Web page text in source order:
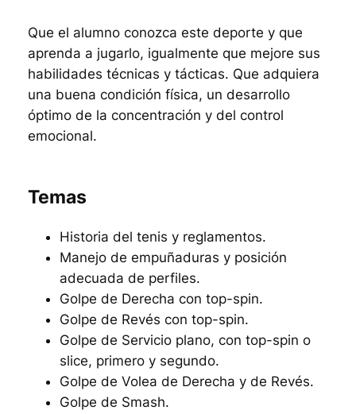
Que el alumno conozca este deporte y que
aprenda a jugarlo, igualmente que mejore sus
habilidades técnicas y tácticas. Que adquiera
una buena condición física, un desarrollo
óptimo de la concentración y del control
emocional.
Temas
Historia del tenis y reglamentos.
Manejo de empuñaduras y posición
adecuada de perfiles.
Golpe de Derecha con top-spin.
Golpe de Revés con top-spin.
Golpe de Servicio plano, con top-spin o
slice, primero y segundo.
Golpe de Volea de Derecha y de Revés.
Golpe de Smash.